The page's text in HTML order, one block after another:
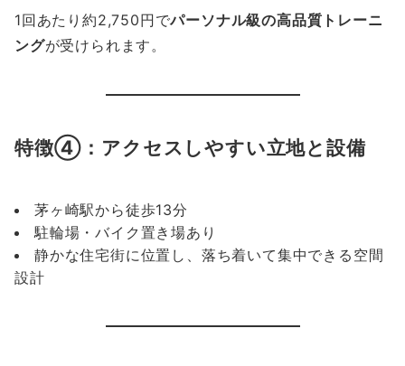
1回あたり約2,750円でパーソナル級の高品質トレーニ
ングが受けられます。
特徴④：アクセスしやすい立地と設備
茅ヶ崎駅から徒歩13分
駐輪場・バイク置き場あり
静かな住宅街に位置し、落ち着いて集中できる空間
設計